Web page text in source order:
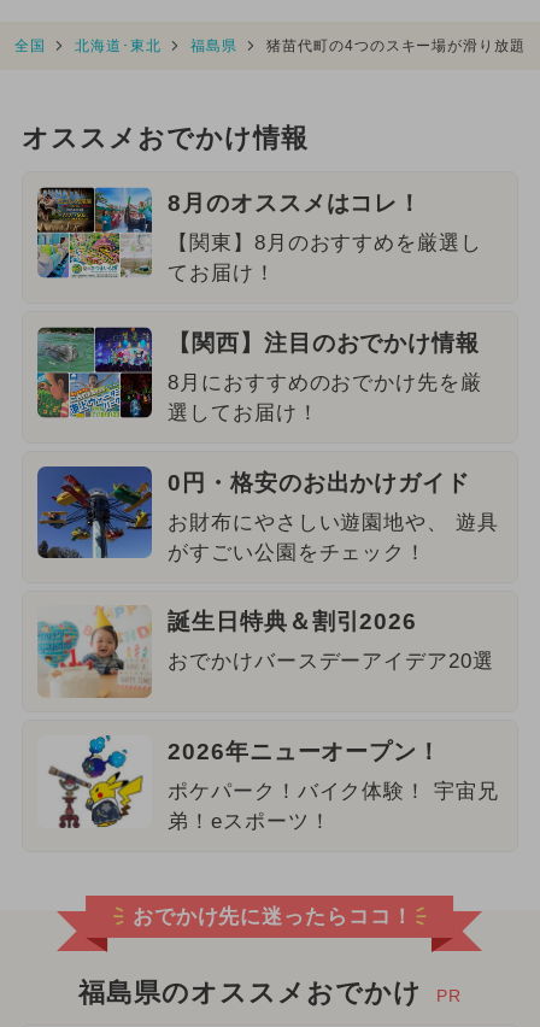
全国 北海道･東北 福島県 猪苗代町の4つのスキー場が滑り放題
オススメおでかけ情報
8月のオススメはコレ！
【関東】8月のおすすめを厳選し
てお届け！
【関西】注目のおでかけ情報
8月におすすめのおでかけ先を厳
選してお届け！
0円・格安のお出かけガイド
お財布にやさしい遊園地や、 遊具
がすごい公園をチェック！
誕生日特典＆割引2026
おでかけバースデーアイデア20選
2026年ニューオープン！
ポケパーク！バイク体験！ 宇宙兄
弟！eスポーツ！
おでかけ先に迷ったらココ！
福島県のオススメおでかけ PR